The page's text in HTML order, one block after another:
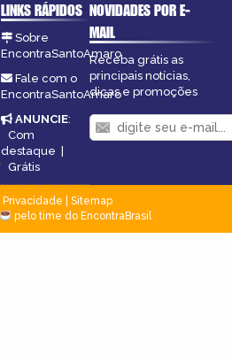
LINKS RÁPIDOS
Sobre
EncontraSantoAmaro
Fale com o
EncontraSantoAmaro
ANUNCIE:
Com
destaque
Grátis
NOVIDADES POR E-
MAIL
Receba grátis as
principais notícias,
dicas e promoções
Privacidade
Sitemap
pelo time do EncontraBrasil